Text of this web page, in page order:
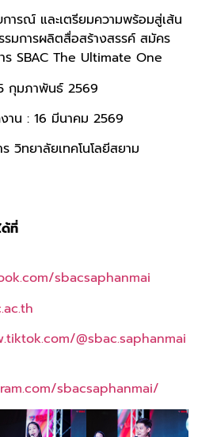
การณ์ และเตรียมความพร้อมสู่เส้น
รมการผลิตสื่อสร้างสรรค์ สมัคร
าร SBAC The Ultimate One
กุมภาพันธ์ 2569
าน : 16 มีนาคม 2569
วิทยาลัยเทคโนโลยีสยาม
ที่
sbacsaphanmai
@sbac.saphanmai
sbacsaphanmai/